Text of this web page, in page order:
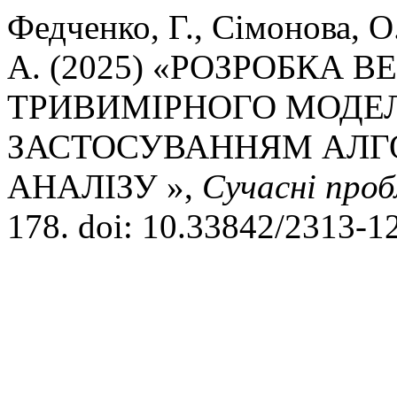
Федченко, Г., Сімонова,
А. (2025) «РОЗРОБКА
ТРИВИМІРНОГО
ЗАСТОСУВАННЯМ
АНАЛІЗУ », Сучасні
178. doi: 10.33842/2313-